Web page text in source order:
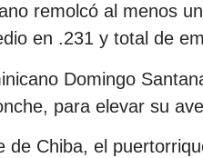
remolcó al menos
en .231 y total de
Domingo
para elevar su
de Chiba, el